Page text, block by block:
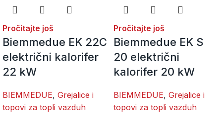
Pročitajte još
Biemmedue EK 22C
električni kalorifer
22 kW
BIEMMEDUE, Grejalice i
topovi za topli vazduh
Pročitajte još
Biemmedue EK S
20 električni
kalorifer 20 kW
BIEMMEDUE, Grejalice i
topovi za topli vazduh